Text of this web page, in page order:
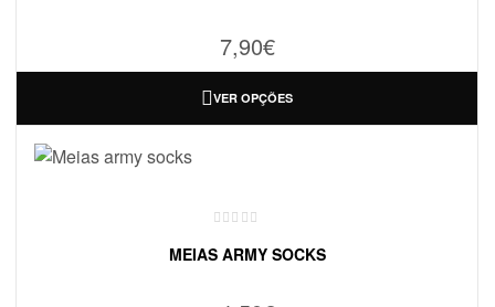
7,90€
VER OPÇÕES
MEIAS ARMY SOCKS